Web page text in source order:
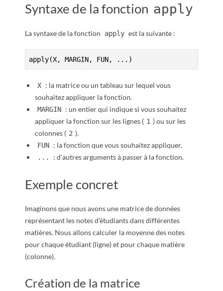
Syntaxe de la fonction apply
La syntaxe de la fonction apply est la suivante :
apply(X, MARGIN, FUN, ...)
X : la matrice ou un tableau sur lequel vous
souhaitez appliquer la fonction.
MARGIN : un entier qui indique si vous souhaitez
appliquer la fonction sur les lignes ( 1 ) ou sur les
colonnes ( 2 ).
FUN : la fonction que vous souhaitez appliquer.
... : d’autres arguments à passer à la fonction.
Exemple concret
Imaginons que nous avons une matrice de données
représentant les notes d’étudiants dans différentes
matières. Nous allons calculer la moyenne des notes
pour chaque étudiant (ligne) et pour chaque matière
(colonne).
Création de la matrice